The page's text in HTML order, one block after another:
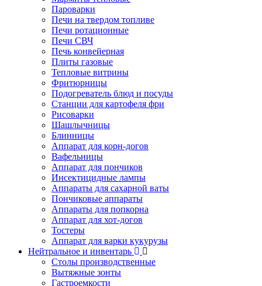
Пароварки
Печи на твердом топливе
Печи ротационные
Печи СВЧ
Печь конвейерная
Плиты газовые
Тепловые витрины
Фритюрницы
Подогреватель блюд и посуды
Станции для картофеля фри
Рисоварки
Шашлычницы
Блинницы
Аппарат для корн-догов
Вафельницы
Аппарат для пончиков
Инсектицидные лампы
Аппараты для сахарной ваты
Пончиковые аппараты
Аппараты для попкорна
Аппарат для хот-догов
Тостеры
Аппарат для варки кукурузы
Нейтральное и инвентарь
Столы производственные
Вытяжные зонты
Гастроемкости